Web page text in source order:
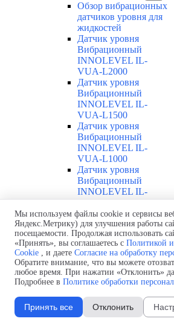
Обзор вибрационных
датчиков уровня для
жидкостей
Датчик уровня
Вибрационный
INNOLEVEL IL-
VUA-L2000
Датчик уровня
Вибрационный
INNOLEVEL IL-
VUA-L1500
Датчик уровня
Вибрационный
INNOLEVEL IL-
VUA-L1000
Датчик уровня
Вибрационный
INNOLEVEL IL-
VUA-L500
Датчик уровня
Вибрационный
INNOLEVEL IL-
VUA-L300
Датчик уровня
Вибрационный
INNOLEVEL IL-
Датчик уровня
Вибрационный
Мы используем файлы cookie и сервисы
Яндекс.Метрику) для улучшения работы
посещаемости. Продолжая использовать
«Принять», вы соглашаетесь с Политикой
Cookie , и даете Согласие на обработку
Обратите внимание, что вы можете
любое время. При нажатии «Отклонить»
Подробнее в Политике обработки
Принять все Отклонить